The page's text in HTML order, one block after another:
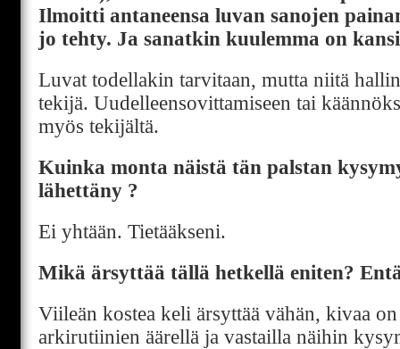
Ilmoitti antaneensa luvan sanojen
jo tehty. Ja sanatkin kuulemma on
Luvat todellakin tarvitaan, mutta niitä
tekijä. Uudelleensovittamiseen tai
myös tekijältä.
Kuinka monta näistä tän palstan
lähettäny ?
Ei yhtään. Tietääkseni.
Mikä ärsyttää tällä hetkellä eniten?
Viileän kostea keli ärsyttää vähän, kivaa
arkirutiinien äärellä ja vastailla näihin